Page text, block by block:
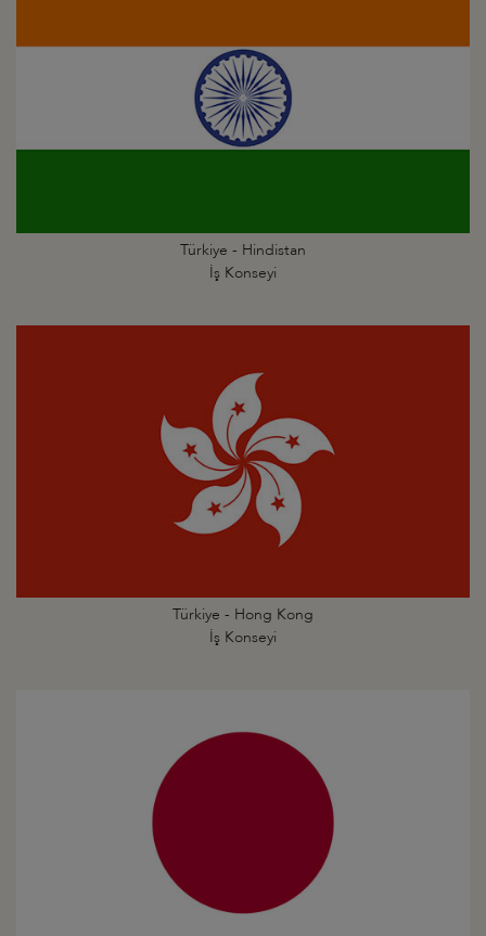
Türkiye - Hindistan
İş Konseyi
Türkiye - Hong Kong
İş Konseyi